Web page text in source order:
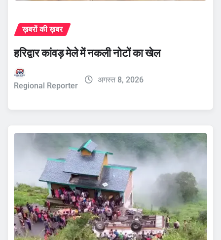
ख़बरों की ख़बर
हरिद्वार कांवड़ मेले में नकली नोटों का खेल
Regional Reporter
अगस्त 8, 2026